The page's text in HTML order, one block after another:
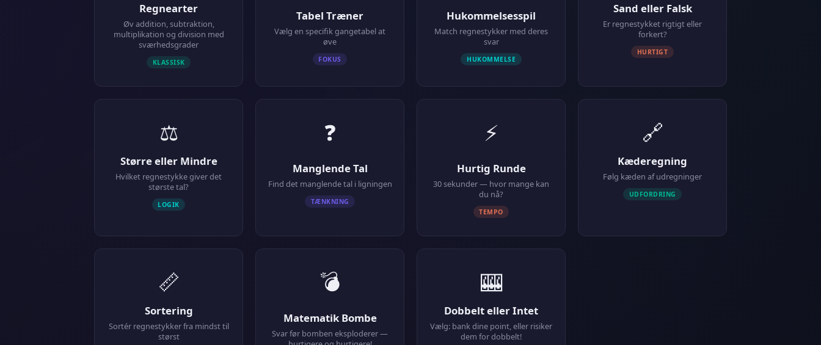
Regnearter
Øv addition, subtraktion,
multiplikation og division med
sværhedsgrader
KLASSISK
Tabel Træner
Vælg en specifik gangetabel at
øve
FOKUS
Hukommelsesspil
Match regnestykker med deres
svar
HUKOMMELSE
Sand eller Falsk
Er regnestykket rigtigt eller
forkert?
HURTIGT
⚖️
Større eller Mindre
Hvilket regnestykke giver det
største tal?
LOGIK
❓
Manglende Tal
Find det manglende tal i ligningen
TÆNKNING
⚡
Hurtig Runde
30 sekunder — hvor mange kan
du nå?
TEMPO
🔗
Kæderegning
Følg kæden af udregninger
UDFORDRING
📏
Sortering
Sortér regnestykker fra mindst til
størst
💣
Matematik Bombe
Svar før bomben eksploderer —
🎰
Dobbelt eller Intet
Vælg: bank dine point, eller risiker
dem for dobbelt!